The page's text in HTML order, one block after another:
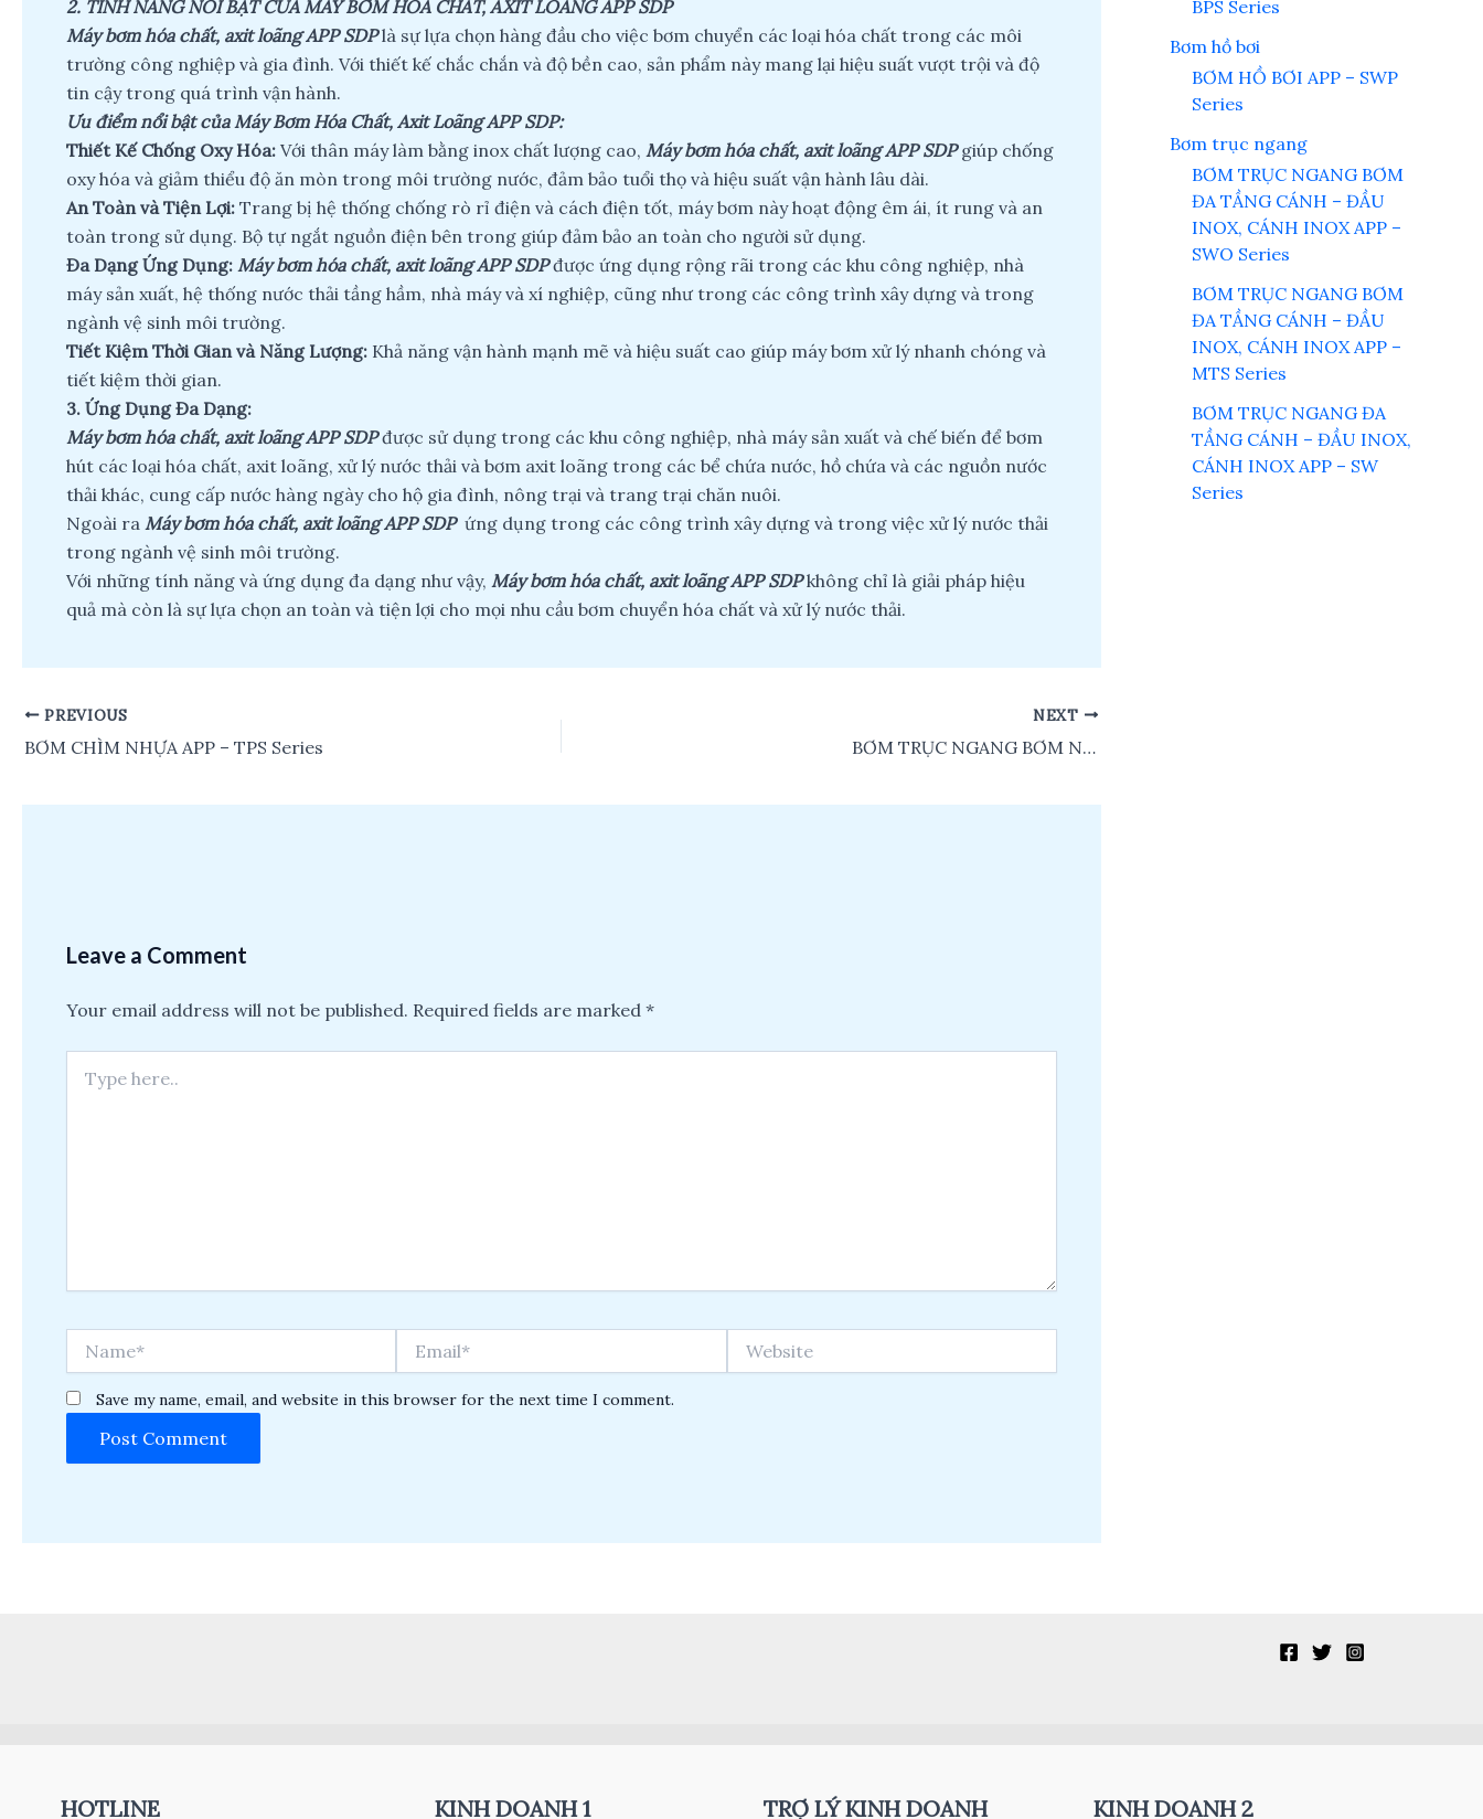
2. TÍNH NĂNG NỔI BẬT CỦA MÁY BƠM HÓA CHẤT, AXIT LOÃNG APP SDP
Máy bơm hóa chất, axit loãng APP SDPlà sự lựa chọn hàng đầu cho việc bơm chuyển các loại hóa chất trong các môi
trường công nghiệp và gia đình. Với thiết kế chắc chắn và độ bền cao, sản phẩm này mang lại hiệu suất vượt trội và độ
tin cậy trong quá trình vận hành.
Ưu điểm nổi bật của Máy Bơm Hóa Chất, Axit Loãng APP SDP:
Thiết Kế Chống Oxy Hóa: Với thân máy làm bằng inox chất lượng cao, Máy bơm hóa chất, axit loãng APP SDPgiúp chống
oxy hóa và giảm thiểu độ ăn mòn trong môi trường nước, đảm bảo tuổi thọ và hiệu suất vận hành lâu dài.
An Toàn và Tiện Lợi: Trang bị hệ thống chống rò rỉ điện và cách điện tốt, máy bơm này hoạt động êm ái, ít rung và an
toàn trong sử dụng. Bộ tự ngắt nguồn điện bên trong giúp đảm bảo an toàn cho người sử dụng.
Đa Dạng Ứng Dụng: Máy bơm hóa chất, axit loãng APP SDPđược ứng dụng rộng rãi trong các khu công nghiệp, nhà
máy sản xuất, hệ thống nước thải tầng hầm, nhà máy và xí nghiệp, cũng như trong các công trình xây dựng và trong
ngành vệ sinh môi trường.
Tiết Kiệm Thời Gian và Năng Lượng: Khả năng vận hành mạnh mẽ và hiệu suất cao giúp máy bơm xử lý nhanh chóng và
tiết kiệm thời gian.
3. Ứng Dụng Đa Dạng:
Máy bơm hóa chất, axit loãng APP SDPđược sử dụng trong các khu công nghiệp, nhà máy sản xuất và chế biến để bơm
hút các loại hóa chất, axit loãng, xử lý nước thải và bơm axit loãng trong các bể chứa nước, hồ chứa và các nguồn nước
thải khác, cung cấp nước hàng ngày cho hộ gia đình, nông trại và trang trại chăn nuôi.
Ngoài ra Máy bơm hóa chất, axit loãng APP SDPứng dụng trong các công trình xây dựng và trong việc xử lý nước thải
trong ngành vệ sinh môi trường.
Với những tính năng và ứng dụng đa dạng như vậy, Máy bơm hóa chất, axit loãng APP SDPkhông chỉ là giải pháp hiệu
quả mà còn là sự lựa chọn an toàn và tiện lợi cho mọi nhu cầu bơm chuyển hóa chất và xử lý nước thải.
Post
navigation
PREVIOUS
BƠM CHÌM NHỰA APP – TPS Series
NEXT
BƠM TRỤC NGANG BƠM NƯỚC BIỂN – HỒ BƠI APP – SPA SERIES
Leave a Comment
Your email address will not be published. Required fields are marked *
here..
Save my name, email, and website in this browser for the next time I comment.
BPS Series
Bơm hồ bơi
BƠM HỒ BƠI APP – SWP
Series
Bơm trục ngang
BƠM TRỤC NGANG BƠM
ĐA TẦNG CÁNH – ĐẦU
INOX, CÁNH INOX APP –
SWO Series
BƠM TRỤC NGANG BƠM
ĐA TẦNG CÁNH – ĐẦU
INOX, CÁNH INOX APP –
MTS Series
BƠM TRỤC NGANG ĐA
TẦNG CÁNH – ĐẦU INOX,
CÁNH INOX APP – SW
Series
HOTLINE KINH DOANH 1 TRỢ LÝ KINH DOANH KINH DOANH 2